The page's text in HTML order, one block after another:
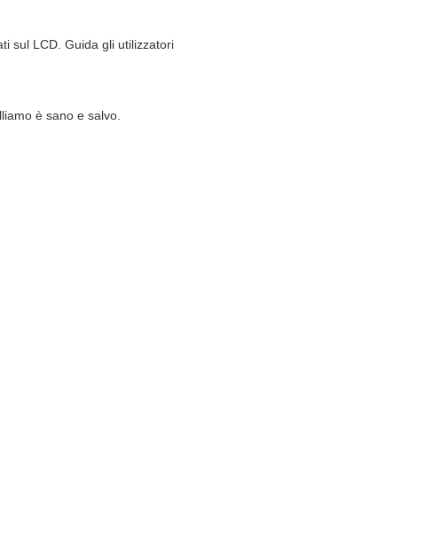
sul LCD. Guida gli utilizzatori
è sano e salvo.